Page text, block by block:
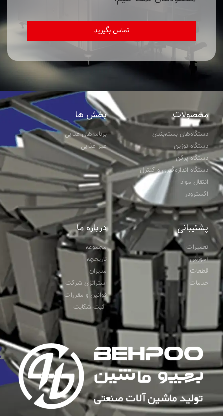
دستگاه توزین
دستگاه پرکن
دستگاه اندازه‌گیری و کنترل
انتقال مواد
اکسترودر
برنامه‎‌های غذایی
غیر غذایی
پشتیبانی
تعمیرات
آموزش
قطعات
خدمات
درباره ما
مجموعه
تاریخچه
مدیران
استراتژی شرکت
قوانین و مقررات
ثبت شکایت
ما را دنبال کنید